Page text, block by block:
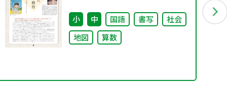
行
小 中 国語 書写
社会
地図
算数